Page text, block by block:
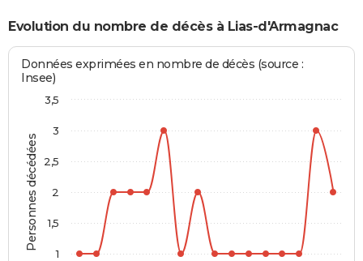
Evolution du nombre de décès à Lias-d'Armagnac
Personnes décédées
Données exprimées en nombre de décès (source :
Insee)
1
1,5
2
2,5
3
3,5